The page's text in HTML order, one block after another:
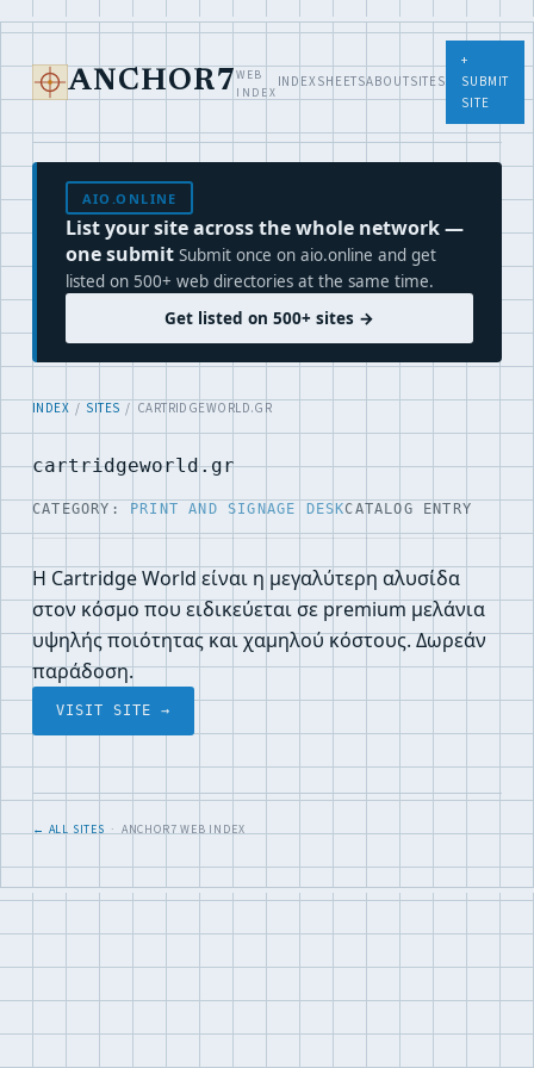
ANCHOR7 WEB
INDEX
INDEXSHEETSABOUTSITES
+
SUBMIT
SITE
AIO.ONLINE
List your site across the whole network —
one submit Submit once on aio.online and get
listed on 500+ web directories at the same time.
Get listed on 500+ sites →
INDEX / SITES / CARTRIDGEWORLD.GR
cartridgeworld.gr
CATEGORY: PRINT AND SIGNAGE DESKCATALOG ENTRY
Η Cartridge World είναι η μεγαλύτερη αλυσίδα
στον κόσμο που ειδικεύεται σε premium μελάνια
υψηλής ποιότητας και χαμηλού κόστους. Δωρεάν
παράδοση.
VISIT SITE →
← ALL SITES· ANCHOR7 WEB INDEX